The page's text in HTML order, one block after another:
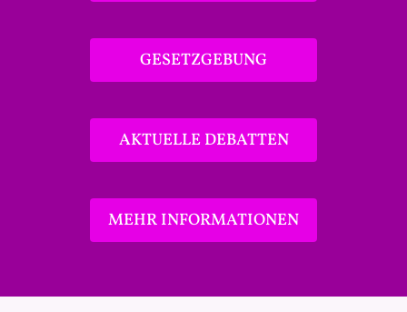
GESETZGEBUNG
AKTUELLE DEBATTEN
MEHR INFORMATIONEN